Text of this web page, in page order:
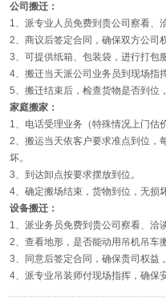
公司搬迁：
1、派专业人员免费到贵公司察看、
2、商议后签定合同，确保双方公司权
3、可提供纸箱、包装袋，进行打包服
4、搬迁当天派公司业务员到现场指
5、搬迁结束后，检查货物是否到位
家庭搬家：
1、电话受理业务（特殊情况上门估价
2、搬运当天依客户要求准点到位，
坏。
3、到达卸点按要求摆放到位。
4、确定搬场结束，货物到位，无损
设备搬迁：
1、派业务员免费到贵公司察看、洽
2、查看地形，是否能动用吊机吊车搬
3、同意后签定合同，确保贵司权益 。
4、派专业吊装师付现场指挥，确保